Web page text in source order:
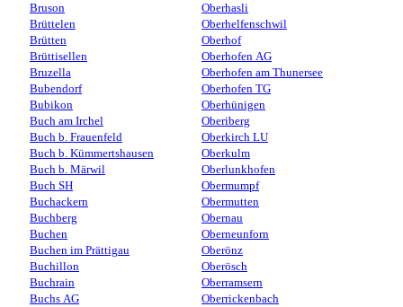
Bruson
Brüttelen
Brütten
Brüttisellen
Bruzella
Bubendorf
Bubikon
Buch am Irchel
Buch b. Frauenfeld
Buch b. Kümmertshausen
Buch b. Märwil
Buch SH
Buchackern
Buchberg
Buchen
Buchen im Prättigau
Buchillon
Buchrain
Buchs AG
Oberhasli
Oberhelfenschwil
Oberhof
Oberhofen AG
Oberhofen am Thunersee
Oberhofen TG
Oberhünigen
Oberiberg
Oberkirch LU
Oberkulm
Oberlunkhofen
Obermumpf
Obermutten
Obernau
Oberneunforn
Oberönz
Oberösch
Oberramsern
Oberrickenbach